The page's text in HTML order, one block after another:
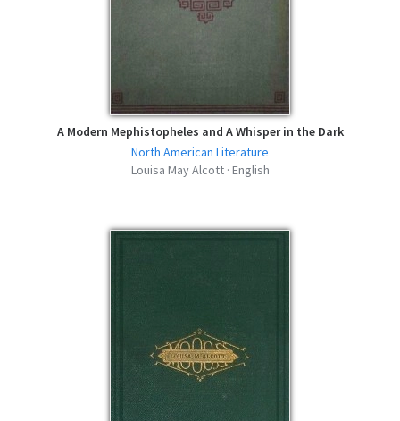
A Modern Mephistopheles and A Whisper in the Dark
North American Literature
Louisa May Alcott · English